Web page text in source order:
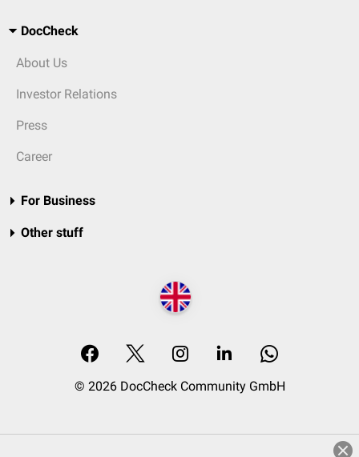
DocCheck
About Us
Investor Relations
Press
Career
For Business
Other stuff
© 2026 DocCheck Community GmbH